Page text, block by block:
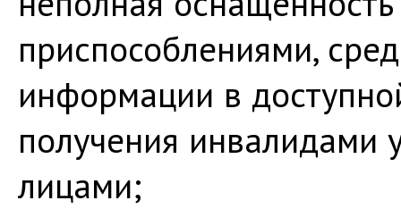
приспособлениями,
информации в
получения инвалидами
лицами;